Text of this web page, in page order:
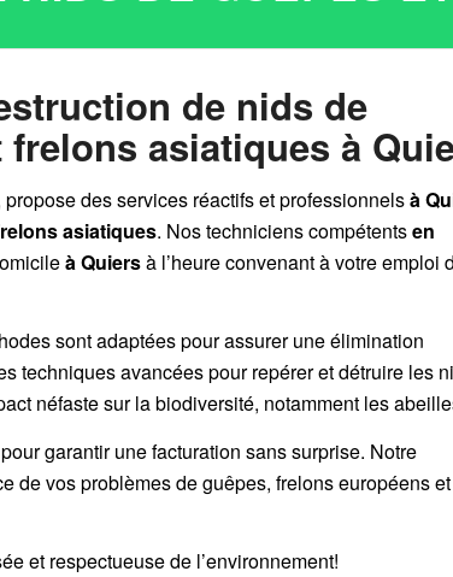
de nids de
asiatiques à
des services réactifs et professionnelsà
asiatiques. Nos techniciens compétentsen
à Quiersà l’heure convenant à votre emploi
sont adaptées pour assurer une élimination
techniques avancées pour repérer et détruire les
néfaste sur la biodiversité, notamment les
garantir une facturation sans surprise. Notre
de vos problèmes de guêpes, frelons européens et
et respectueuse de l’environnement!